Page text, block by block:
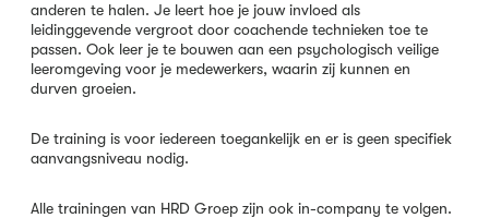
anderen te halen. Je leert hoe je jouw invloed als
leidinggevende vergroot door coachende technieken toe te
passen. Ook leer je te bouwen aan een psychologisch veilige
leeromgeving voor je medewerkers, waarin zij kunnen en
durven groeien.
De training is voor iedereen toegankelijk en er is geen specifiek
aanvangsniveau nodig.
Alle trainingen van HRD Groep zijn ook in-company te volgen.